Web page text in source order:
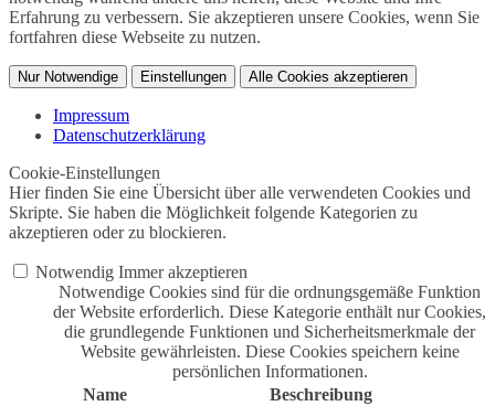
Erfahrung zu verbessern. Sie akzeptieren unsere Cookies, wenn Sie
fortfahren diese Webseite zu nutzen.
Nur Notwendige Einstellungen Alle Cookies akzeptieren
Impressum
Datenschutzerklärung
Cookie-Einstellungen
Hier finden Sie eine Übersicht über alle verwendeten Cookies und
Skripte. Sie haben die Möglichkeit folgende Kategorien zu
akzeptieren oder zu blockieren.
Notwendig Immer akzeptieren
Notwendige Cookies sind für die ordnungsgemäße Funktion
der Website erforderlich. Diese Kategorie enthält nur Cookies,
die grundlegende Funktionen und Sicherheitsmerkmale der
Website gewährleisten. Diese Cookies speichern keine
persönlichen Informationen.
Name
Beschreibung